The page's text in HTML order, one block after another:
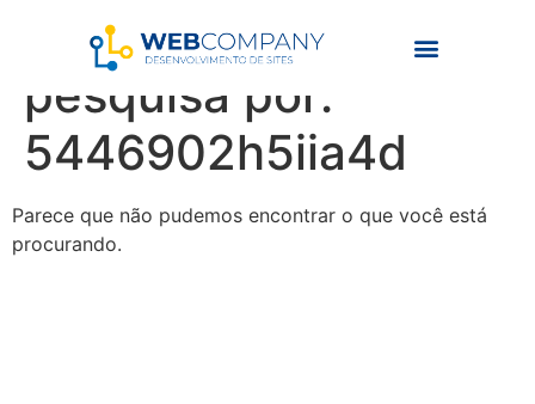
Resultados da
pesquisa por:
5446902h5iia4d
Parece que não pudemos encontrar o que você está
procurando.